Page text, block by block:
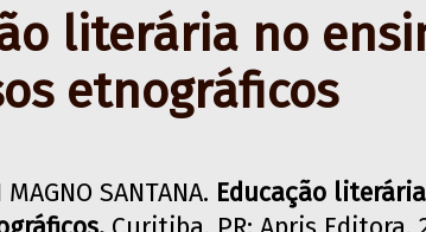
literária no
etnográficos
MAGNO SANTANA. Educação